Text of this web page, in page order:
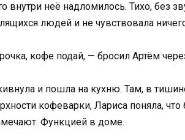
внутри неё надломилось. Тихо, без
людей и не чувствовала
кофе подай, — бросил Артём
и пошла на кухню. Там, в
кофеварки, Лариса поняла,
Функцией в доме.